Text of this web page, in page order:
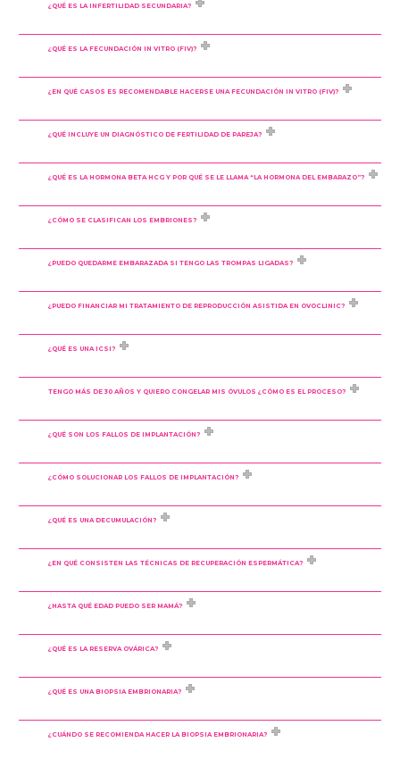
¿QUÉ ES LA INFERTILIDAD SECUNDARIA?
¿QUÉ ES LA FECUNDACIÓN IN VITRO (FIV)?
¿EN QUÉ CASOS ES RECOMENDABLE HACERSE UNA FECUNDACIÓN IN VITRO (FIV)?
¿QUÉ INCLUYE UN DIAGNÓSTICO DE FERTILIDAD DE PAREJA?
¿QUÉ ES LA HORMONA BETA HCG Y POR QUÉ SE LE LLAMA “LA HORMONA DEL EMBARAZO”?
¿CÓMO SE CLASIFICAN LOS EMBRIONES?
¿PUEDO QUEDARME EMBARAZADA SI TENGO LAS TROMPAS LIGADAS?
¿PUEDO FINANCIAR MI TRATAMIENTO DE REPRODUCCIÓN ASISTIDA EN OVOCLINIC?
¿QUÉ ES UNA ICSI?
TENGO MÁS DE 30 AÑOS Y QUIERO CONGELAR MIS ÓVULOS ¿CÓMO ES EL PROCESO?
¿QUÉ SON LOS FALLOS DE IMPLANTACIÓN?
¿CÓMO SOLUCIONAR LOS FALLOS DE IMPLANTACIÓN?
¿QUÉ ES UNA DECUMULACIÓN?
¿EN QUÉ CONSISTEN LAS TÉCNICAS DE RECUPERACIÓN ESPERMÁTICA?
¿HASTA QUÉ EDAD PUEDO SER MAMÁ?
¿QUÉ ES LA RESERVA OVÁRICA?
¿QUÉ ES UNA BIOPSIA EMBRIONARIA?
¿CUÁNDO SE RECOMIENDA HACER LA BIOPSIA EMBRIONARIA?